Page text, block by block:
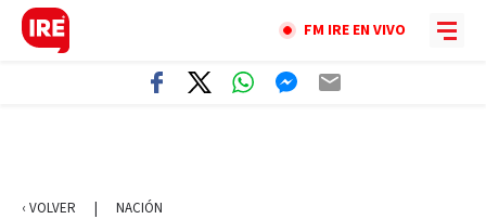
FM IRE EN VIVO
‹ VOLVER | NACIÓN